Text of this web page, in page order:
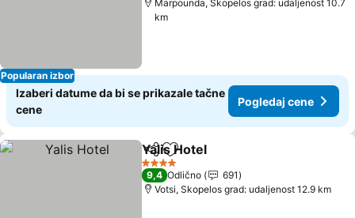
Popularan izbor
Marpounda, Skopelos grad: udaljenost 10.7
km
Izaberi datume da bi se prikazale tačne
cene
Pogledaj cene
Deli Dodati u favorite
Yalis Hotel
4 Zvezdice
9,4 Odlično
691
Votsi, Skopelos grad: udaljenost 12.9 km